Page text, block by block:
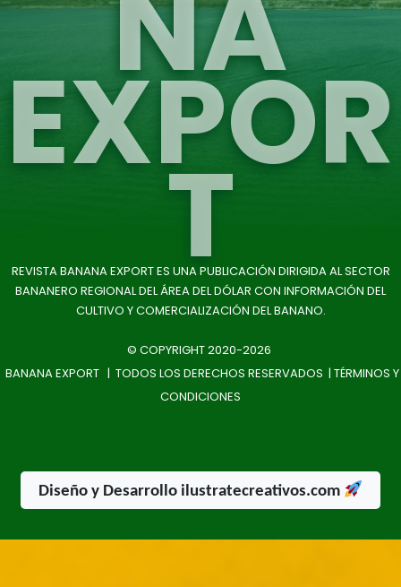
EXPOR
T
REVISTA BANANA EXPORT ES UNA PUBLICACIÓN DIRIGIDA AL SECTOR
BANANERO REGIONAL DEL ÁREA DEL DÓLAR CON INFORMACIÓN DEL
CULTIVO Y COMERCIALIZACIÓN DEL BANANO.
© COPYRIGHT 2020-2026
BANANA EXPORT | TODOS LOS DERECHOS RESERVADOS | TÉRMINOS Y
CONDICIONES
Diseño y Desarrollo ilustratecreativos.com